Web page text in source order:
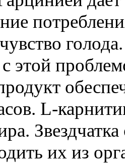
с этой
L-
их из